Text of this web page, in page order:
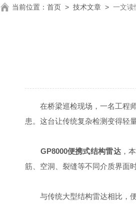
当前位置： 首页 > 技术文章 > 一文读
在桥梁巡检现场，一名工程师
患。这台让传统复杂检测变得轻
GP8000便携式结构雷达，
筋、空洞、裂缝等不同介质界面
与传统大型结构雷达相比，便